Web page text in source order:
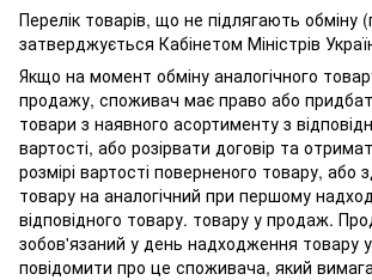
Перелік товарів, що не підлягають обміну
затверджується Кабінетом Міністрів
Якщо на момент обміну аналогічного
продажу, споживач має право або
товари з наявного асортименту з
вартості, або розірвати договір та
розмірі вартості поверненого товару, або
товару на аналогічний при першому
відповідного товару. товару у продаж.
зобов'язаний у день надходження товару
повідомити про це споживача, який